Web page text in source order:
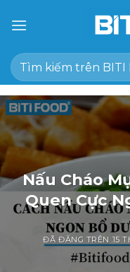
đến
dung
Tìm
kiếm:
Nấu Cháo
Quen Cực
ĐÃ ĐĂNG TRÊN 15